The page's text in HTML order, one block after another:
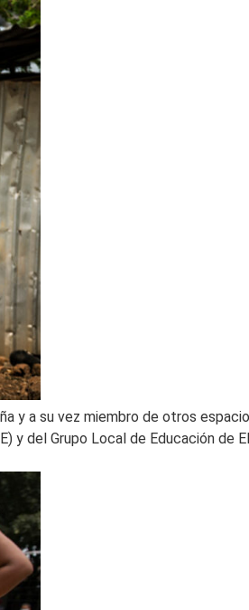
y a su vez miembro de otros
y del Grupo Local de Educación de